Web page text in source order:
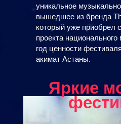
Яркие
уникальное
вышедшее из бренда
который уже приобрел
проекта
год ценности
акимат Астаны.